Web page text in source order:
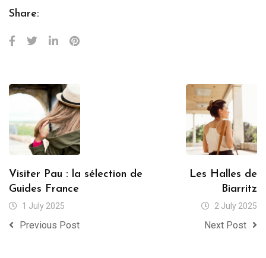
Share:
Visiter Pau : la sélection de
Guides France
1 July 2025
Previous Post
Les Halles de
Biarritz
2 July 2025
Next Post